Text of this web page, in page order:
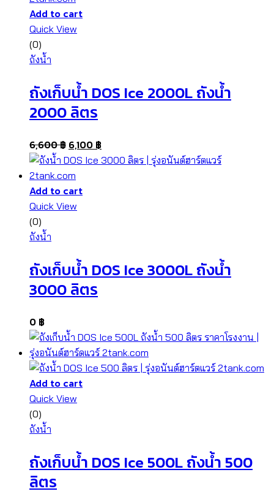
Add to cart
Quick View
(0)
ถังน้ำ
ถังเก็บน้ำ DOS Ice 2000L ถังน้ำ
2000 ลิตร
6,600฿ 6,100 ฿
Add to cart
Quick View
(0)
ถังน้ำ
ถังเก็บน้ำ DOS Ice 3000L ถังน้ำ
3000 ลิตร
0 ฿
Add to cart
Quick View
(0)
ถังน้ำ
ถังเก็บน้ำ DOS Ice 500L ถังน้ำ 500
ลิตร